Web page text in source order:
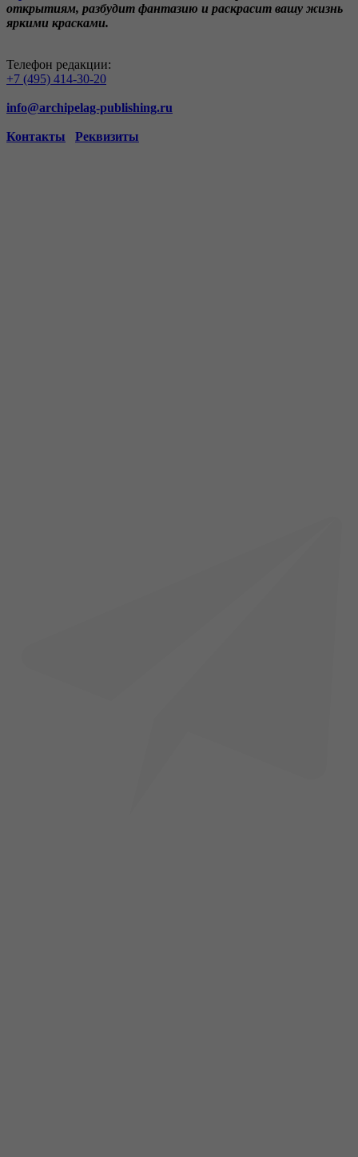
открытиям, разбудит фантазию и раскрасит вашу жизнь
яркими красками.
Телефон редакции:
+7 (495) 414-30-20
info@archipelag-publishing.ru
Контакты Реквизиты